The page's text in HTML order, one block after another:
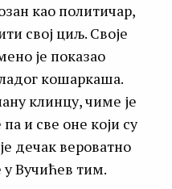
као политичар,
свој циљ. Своје
је показао
кошаркаша.
клинцу, чиме је
и све оне који су
дечак вероватно
у Вучићев тим.